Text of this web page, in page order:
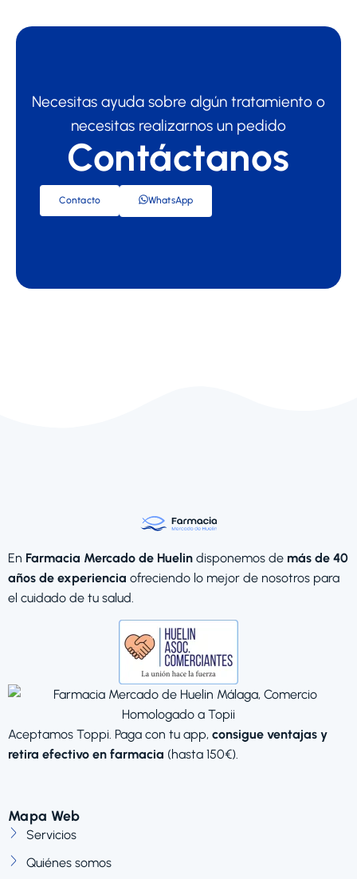
Necesitas ayuda sobre algún tratamiento o
necesitas realizarnos un pedido
Contáctanos
Contacto WhatsApp
En Farmacia Mercado de Huelin disponemos de más de 40
años de experiencia ofreciendo lo mejor de nosotros para
el cuidado de tu salud.
Aceptamos Toppi. Paga con tu app, consigue ventajas y
retira efectivo en farmacia (hasta 150€).
Mapa Web
Servicios
Quiénes somos